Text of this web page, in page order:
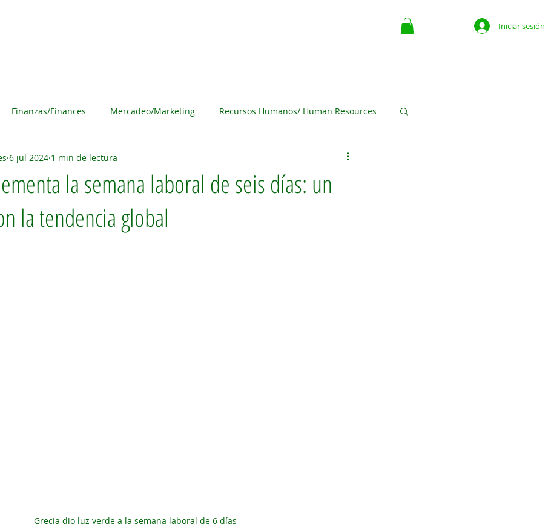
Iniciar sesión
Finanzas/Finances Mercadeo/Marketing Recursos Humanos/ Human Resources
Pequeños Negocios/ Small Businesses
/ Women in Business Tecnología/Technology
la semana laboral de seis días: un
la tendencia global
6 jul 2024 1 min de lectura
Grecia dio luz verde a la semana laboral de 6 días